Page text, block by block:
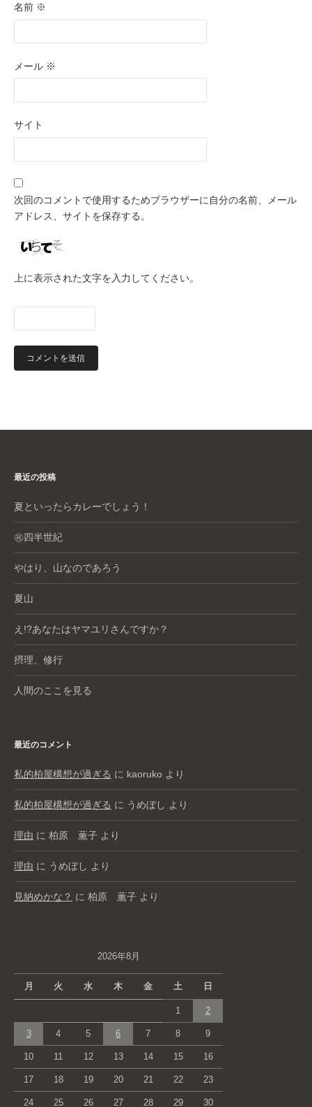
名前 ※
メール ※
サイト
次回のコメントで使用するためブラウザーに自分の名前、メール
アドレス、サイトを保存する。
上に表示された文字を入力してください。
最近の投稿
夏といったらカレーでしょう！
㊗️四半世紀
やはり、山なのであろう
夏山
え!?あなたはヤマユリさんですか？
摂理、修行
人間のここを見る
最近のコメント
私的柏屋構想が過ぎる に kaoruko より
私的柏屋構想が過ぎる に うめぼし より
理由 に 柏原 薫子 より
理由 に うめぼし より
見納めかな？ に 柏原 薫子 より
2026年8月
月 火 水 木 金 土 日
1 2
3 4 5 6 7 8 9
10 11 12 13 14 15 16
17 18 19 20 21 22 23
24 25 26 27 28 29 30